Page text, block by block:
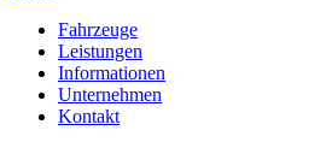
Fahrzeuge
Leistungen
Informationen
Unternehmen
Kontakt